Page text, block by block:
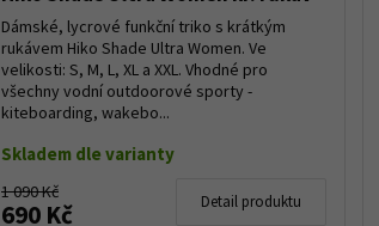
Dámské, lycrové funkční triko s krátkým
rukávem Hiko Shade Ultra Women. Ve
velikosti: S, M, L, XL a XXL. Vhodné pro
všechny vodní outdoorové sporty -
kiteboarding, wakebo...
Skladem dle varianty
1 090 Kč
690 Kč Detail produktu